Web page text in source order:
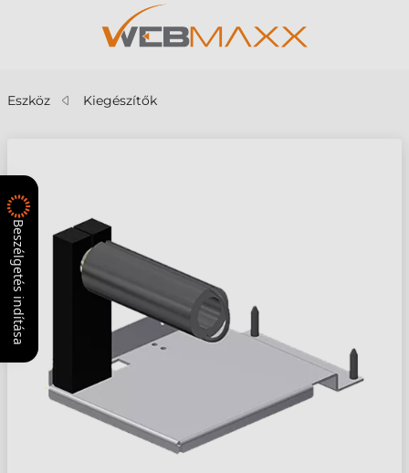
Eszköz Kiegészítők
Beszélgetés indítása